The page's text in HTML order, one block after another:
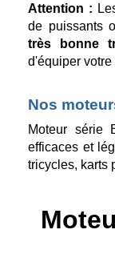
Attention :
de puissants
très bonne
d'équiper votre
Nos
Moteur série
efficaces et
tricycles, karts